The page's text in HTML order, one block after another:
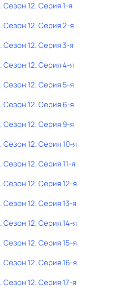
. Сезон 12. Серия 1-я
. Сезон 12. Серия 2-я
. Сезон 12. Серия 3-я
. Сезон 12. Серия 4-я
. Сезон 12. Серия 5-я
. Сезон 12. Серия 6-я
. Сезон 12. Серия 9-я
. Сезон 12. Серия 10-я
. Сезон 12. Серия 11-я
. Сезон 12. Серия 12-я
. Сезон 12. Серия 13-я
. Сезон 12. Серия 14-я
. Сезон 12. Серия 15-я
. Сезон 12. Серия 16-я
. Сезон 12. Серия 17-я